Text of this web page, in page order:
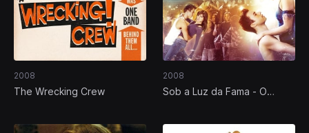
2008
The Wrecking Crew
2008
Sob a Luz da Fama - O